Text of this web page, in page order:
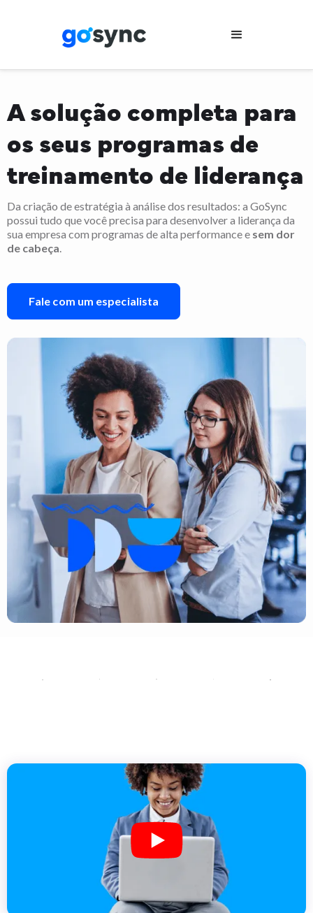
A solução completa para
os seus programas de
treinamento de liderança
Da criação de estratégia à análise dos resultados: a GoSync
possui tudo que você precisa para desenvolver a liderança da
sua empresa com programas de alta performance e sem dor
de cabeça.
Fale com um especialista